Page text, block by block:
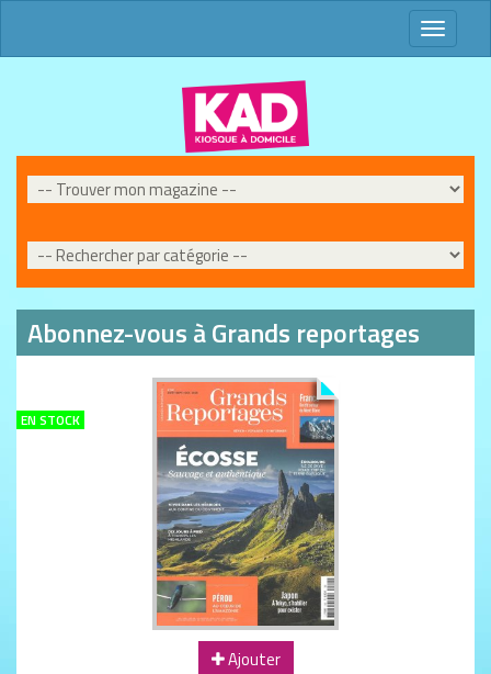
Toggle
Abonnez-vous à Grands reportages
EN STOCK
Ajouter